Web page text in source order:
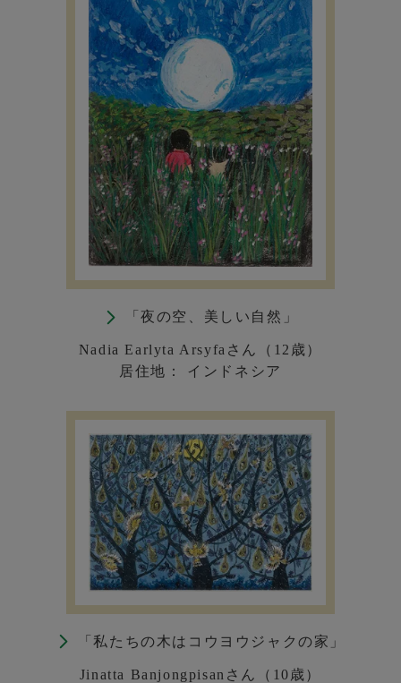
「夜の空、美しい自然」
Nadia Earlyta Arsyfaさん（12歳）
居住地： インドネシア
「私たちの木はコウヨウジャクの家」
Jinatta Banjongpisanさん（10歳）